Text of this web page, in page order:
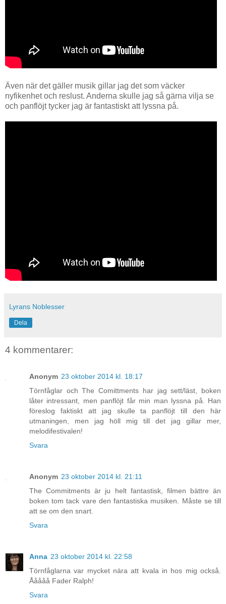
Även när det gäller musik gillar jag det som väcker
nyfikenhet och reslust. Anderna skulle jag så gärna vilja se
och panflöjt tycker jag är fantastiskt att lyssna på.
Lyrans Noblesser
Dela
4 kommentarer:
Anonym 23 oktober 2014 kl. 18:17
Törnfåglar och The Comittments har jag sett/läst, boken
låter intressant, men panflöjt får min man lyssna på. Han
föreslog faktiskt att jag skulle ta panflöjt till den här
utmaningen, men jag höll mig till det jag gillar mer,
melodifestivalen!
Svara
Anonym 23 oktober 2014 kl. 21:11
The Commitments är ju helt fantastisk, filmen bättre än
boken tom tack vare den fantastiska musiken. Måste se till
att se om den snart.
Svara
Anna 23 oktober 2014 kl. 22:58
Törnfåglarna var mycket nära att kvala in hos mig också.
Ååååå Fader Ralph!
Svara